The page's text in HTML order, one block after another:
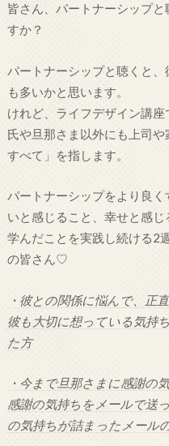
皆さん、パートナーシップ
すか？
パートナーシップと聴くと
も多いかと思います。
けれど、ライフデザイン講
氏や旦那さま以外にも上司
すべて」を指します。
パートナーシップをより良
いと感じること、幸せと感じ
学んだことを実践し続ける2
の皆さん♡
・彼との関係に悩んで、正
彼も大切に想っている気持
た方
・今まで旦那さまに感謝の
感謝の気持ちをメールで送
の気持ちが詰まったメール